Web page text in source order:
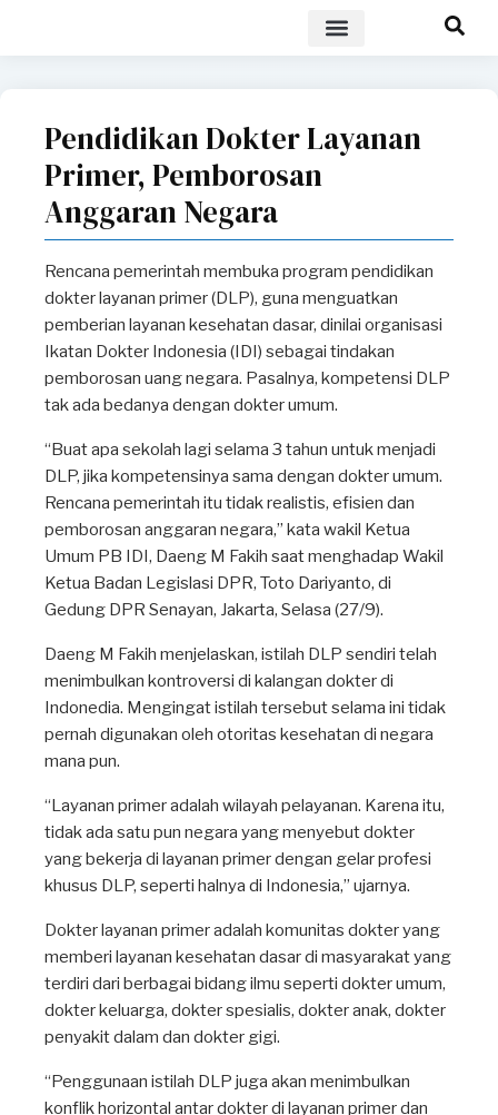
Pendidikan Dokter Layanan
Primer, Pemborosan
Anggaran Negara
Rencana pemerintah membuka program pendidikan
dokter layanan primer (DLP), guna menguatkan
pemberian layanan kesehatan dasar, dinilai organisasi
Ikatan Dokter Indonesia (IDI) sebagai tindakan
pemborosan uang negara. Pasalnya, kompetensi DLP
tak ada bedanya dengan dokter umum.
“Buat apa sekolah lagi selama 3 tahun untuk menjadi
DLP, jika kompetensinya sama dengan dokter umum.
Rencana pemerintah itu tidak realistis, efisien dan
pemborosan anggaran negara,” kata wakil Ketua
Umum PB IDI, Daeng M Fakih saat menghadap Wakil
Ketua Badan Legislasi DPR, Toto Dariyanto, di
Gedung DPR Senayan, Jakarta, Selasa (27/9).
Daeng M Fakih menjelaskan, istilah DLP sendiri telah
menimbulkan kontroversi di kalangan dokter di
Indonedia. Mengingat istilah tersebut selama ini tidak
pernah digunakan oleh otoritas kesehatan di negara
mana pun.
“Layanan primer adalah wilayah pelayanan. Karena itu,
tidak ada satu pun negara yang menyebut dokter
yang bekerja di layanan primer dengan gelar profesi
khusus DLP, seperti halnya di Indonesia,” ujarnya.
Dokter layanan primer adalah komunitas dokter yang
memberi layanan kesehatan dasar di masyarakat yang
terdiri dari berbagai bidang ilmu seperti dokter umum,
dokter keluarga, dokter spesialis, dokter anak, dokter
penyakit dalam dan dokter gigi.
“Penggunaan istilah DLP juga akan menimbulkan
konflik horizontal antar dokter di layanan primer dan